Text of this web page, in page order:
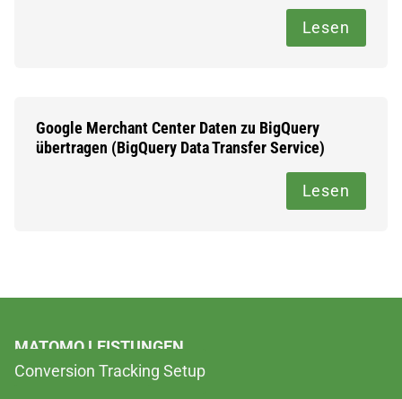
Lesen
Google Merchant Center Daten zu BigQuery
übertragen (BigQuery Data Transfer Service)
Lesen
MATOMO LEISTUNGEN
Conversion Tracking Setup